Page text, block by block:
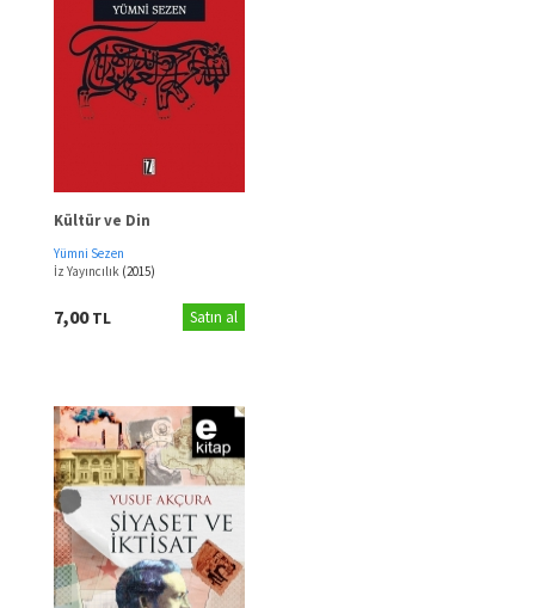
Kültür ve Din
Yümni Sezen
İz Yayıncılık (2015)
7,00TL Satın al